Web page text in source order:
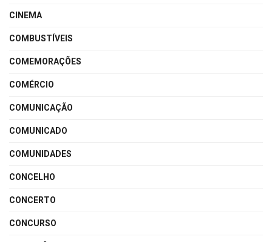
CINEMA
COMBUSTÍVEIS
COMEMORAÇÕES
COMÉRCIO
COMUNICAÇÃO
COMUNICADO
COMUNIDADES
CONCELHO
CONCERTO
CONCURSO